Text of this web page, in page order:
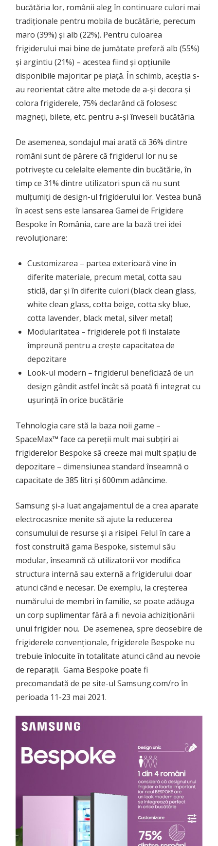
bucătăria lor, românii aleg în continuare culori mai
tradiționale pentru mobila de bucătărie, perecum
maro (39%) și alb (22%). Pentru culoarea
frigiderului mai bine de jumătate preferă alb (55%)
și argintiu (21%) – acestea fiind și opțiunile
disponibile majoritar pe piață. În schimb, aceștia s-
au reorientat către alte metode de a-și decora și
colora frigiderele, 75% declarând că folosesc
magneți, bilete, etc. pentru a-și înveseli bucătăria.
De asemenea, sondajul mai arată că 36% dintre
români sunt de părere că frigiderul lor nu se
potrivește cu celelalte elemente din bucătărie, în
timp ce 31% dintre utilizatori spun că nu sunt
mulțumiți de design-ul frigiderului lor. Vestea bună
în acest sens este lansarea Gamei de Frigidere
Bespoke în România, care are la bază trei idei
revoluționare:
Customizarea – partea exterioară vine în
diferite materiale, precum metal, cotta sau
sticlă, dar și în diferite culori (black clean glass,
white clean glass, cotta beige, cotta sky blue,
cotta lavender, black metal, silver metal)
Modularitatea – frigiderele pot fi instalate
împreună pentru a crește capacitatea de
depozitare
Look-ul modern – frigiderul beneficiază de un
design gândit astfel încât să poată fi integrat cu
ușurință în orice bucătărie
Tehnologia care stă la baza noii game –
SpaceMax™ face ca pereții mult mai subțiri ai
frigiderelor Bespoke să creeze mai mult spațiu de
depozitare – dimensiunea standard înseamnă o
capacitate de 385 litri și 600mm adâncime.
Samsung și-a luat angajamentul de a crea aparate
electrocasnice menite să ajute la reducerea
consumului de resurse și a risipei. Felul în care a
fost construită gama Bespoke, sistemul său
modular, înseamnă că utilizatorii vor modifica
structura internă sau externă a frigiderului doar
atunci când e necesar. De exemplu, la creșterea
numărului de membri în familie, se poate adăuga
un corp suplimentar fără a fi nevoia achiziționării
unui frigider nou. De asemenea, spre deosebire de
frigiderele convenționale, frigiderele Bespoke nu
trebuie înlocuite în totalitate atunci când au nevoie
de reparații. Gama Bespoke poate fi
precomandată de pe site-ul Samsung.com/ro în
perioada 11-23 mai 2021.